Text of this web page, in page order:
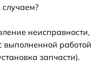
неисправности,
выполненной работой
запчасти).